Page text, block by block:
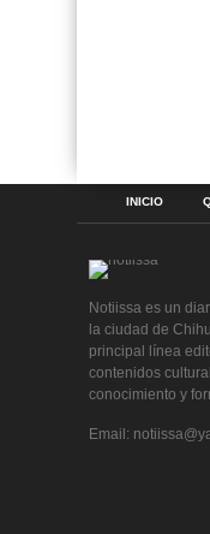
INICIO
Notiissa es un
la ciudad de
principal línea
contenidos
conocimiento y
Email: